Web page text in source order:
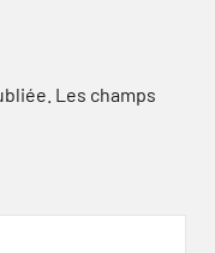
Les champs